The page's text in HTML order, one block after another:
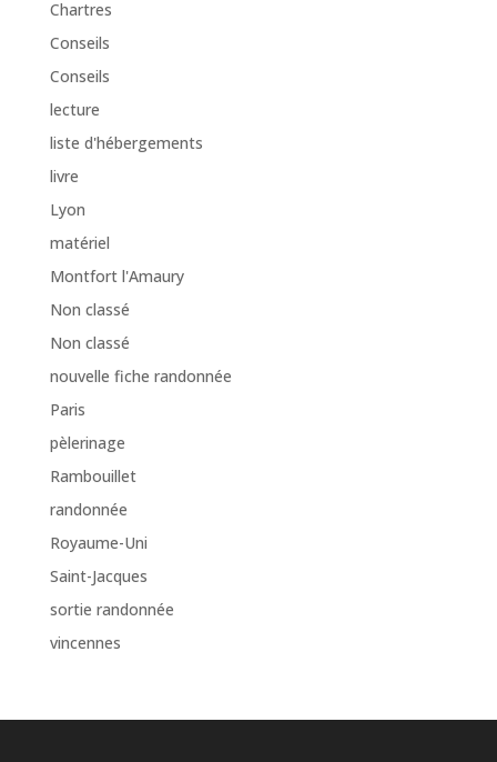
Chartres
Conseils
Conseils
lecture
liste d'hébergements
livre
Lyon
matériel
Montfort l'Amaury
Non classé
Non classé
nouvelle fiche randonnée
Paris
pèlerinage
Rambouillet
randonnée
Royaume-Uni
Saint-Jacques
sortie randonnée
vincennes